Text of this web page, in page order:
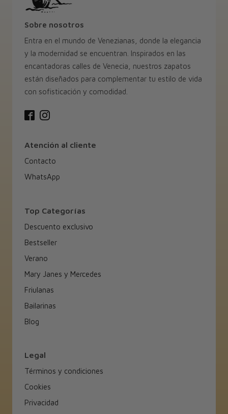
Sobre nosotros
Entra en el mundo de Venezianas, donde la elegancia
y la modernidad se encuentran. Inspirados en las
encantadoras calles de Venecia, nuestros zapatos
están diseñados para complementar tu estilo de vida
con sofisticación y comodidad.
Atención al cliente
Contacto
WhatsApp
Top Categorías
Descuento exclusivo
Bestseller
Verano
Mary Janes y Mercedes
Friulanas
Bailarinas
Blog
Legal
Términos y condiciones
Cookies
Privacidad